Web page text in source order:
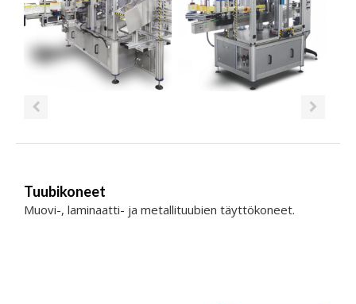
Tuubikoneet
Muovi-, laminaatti- ja metallituubien täyttökoneet.